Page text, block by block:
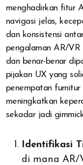
menghadirkan fitur
navigasi jelas,
dan konsistensi
pengalaman AR/VR
dan benar-benar
pijakan UX yang
penempatan
meningkatkan
sekadar jadi
Identifikasi
di mana AR/